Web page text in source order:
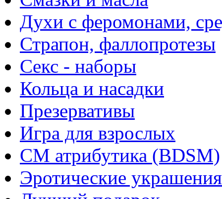
Духи с феромонами,
Страпон, фаллопротезы
Секс - наборы
Кольца и насадки
Презервативы
Игра для взрослых
СМ атрибутика (BDSM)
Эротические